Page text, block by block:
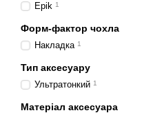
Epik 1
Форм-фактор чохла
Накладка 1
Тип аксесуару
Ультратонкий 1
Матеріал аксесуара